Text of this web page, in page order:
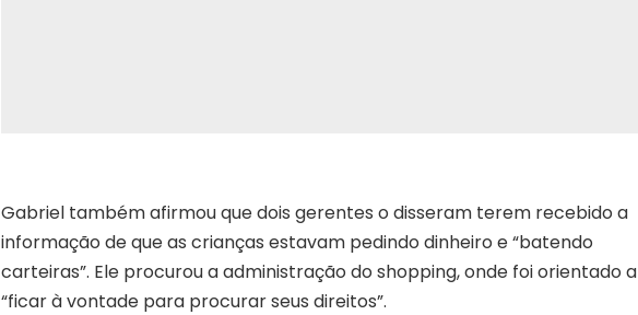
Gabriel também afirmou que dois gerentes o disseram terem recebido a
informação de que as crianças estavam pedindo dinheiro e “batendo
carteiras”. Ele procurou a administração do shopping, onde foi orientado a
“ficar à vontade para procurar seus direitos”.